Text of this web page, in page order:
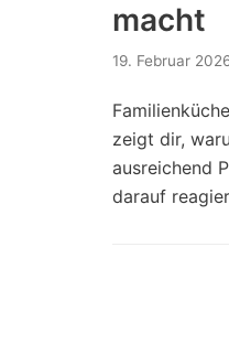
macht
19. Februar
zeigt dir,
ausreichend
darauf